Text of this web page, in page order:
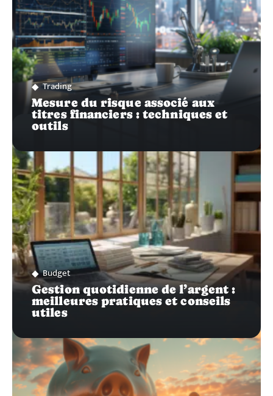
Trading
Mesure du risque associé aux
titres financiers : techniques et
outils
Budget
Gestion quotidienne de l’argent :
meilleures pratiques et conseils
utiles